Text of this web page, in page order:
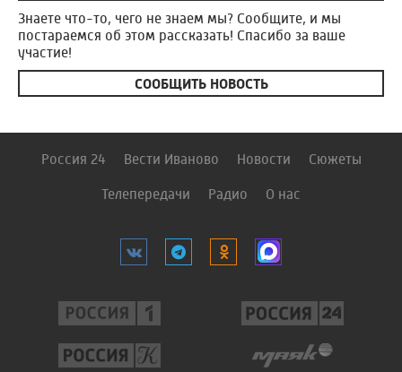
Знаете что-то, чего не знаем мы? Сообщите, и мы
постараемся об этом рассказать! Спасибо за ваше
участие!
СООБЩИТЬ НОВОСТЬ
Россия 24 Вести Иваново Новости Сюжеты
Телепередачи Радио О нас